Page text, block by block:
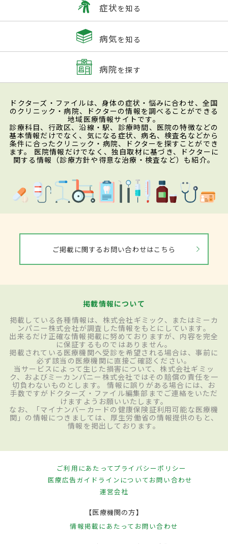
症状を知る
病気を知る
病院を探す
ドクターズ・ファイルは、身体の症状・悩みに合わせ、全国
のクリニック・病院、ドクターの情報を調べることができる
地域医療情報サイトです。
診療科目、行政区、沿線・駅、診療時間、医院の特徴などの
基本情報だけでなく、気になる症状、病名、検査名などから
条件に合ったクリニック・病院、ドクターを探すことができ
ます。 医院情報だけでなく、独自取材に基づき、ドクターに
関する情報（診療方針や得意な治療・検査など）も紹介。
ご掲載に関するお問い合わせはこちら
掲載情報について
掲載している各種情報は、株式会社ギミック、またはミーカ
ンパニー株式会社が調査した情報をもとにしています。
出来るだけ正確な情報掲載に努めておりますが、内容を完全
に保証するものではありません。
掲載されている医療機関へ受診を希望される場合は、事前に
必ず該当の医療機関に直接ご確認ください。
当サービスによって生じた損害について、株式会社ギミッ
ク、およびミーカンパニー株式会社ではその賠償の責任を一
切負わないものとします。 情報に誤りがある場合には、お
手数ですがドクターズ・ファイル編集部までご連絡をいただ
けますようお願いいたします。
なお、「マイナンバーカードの健康保険証利用可能な医療機
関」の情報につきましては、厚生労働省の情報提供のもと、
情報を掲出しております。
ご利用にあたってプライバシーポリシー
医療広告ガイドラインについてお問い合わせ
運営会社
【医療機関の方】
情報掲載にあたって お問い合わせ